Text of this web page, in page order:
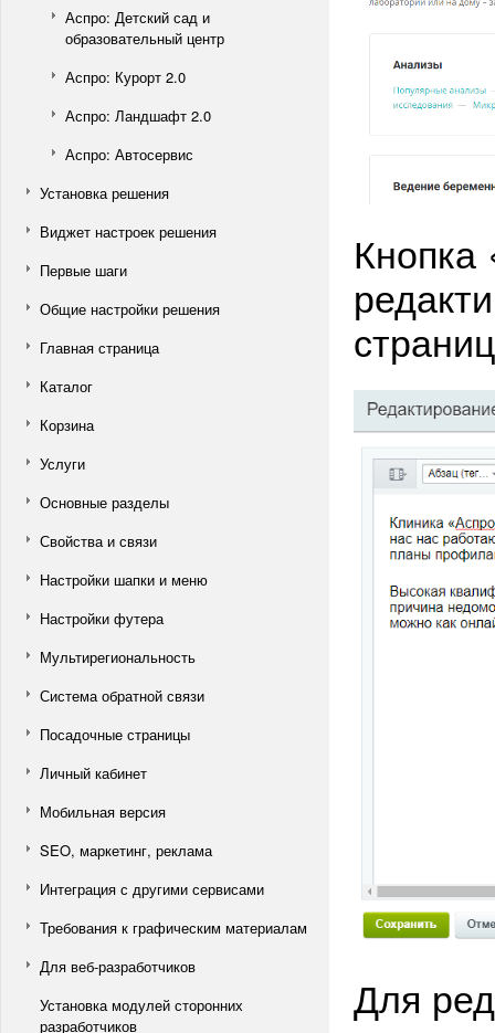
Аспро: Детский сад и
образовательный центр
Аспро: Курорт 2.0
Аспро: Ландшафт 2.0
Аспро: Автосервис
Установка решения
Виджет настроек решения
Первые шаги
Общие настройки решения
Главная страница
Каталог
Корзина
Услуги
Основные разделы
Свойства и связи
Настройки шапки и меню
Настройки футера
Мультирегиональность
Система обратной связи
Посадочные страницы
Личный кабинет
Мобильная версия
SEO, маркетинг, реклама
Интеграция с другими сервисами
Требования к графическим материалам
Для веб-разработчиков
Установка модулей сторонних
разработчиков
Кнопка
Для